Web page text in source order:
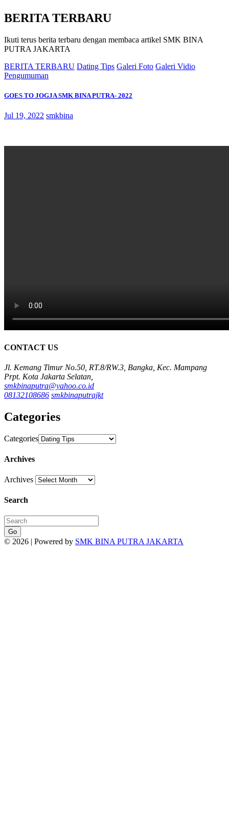
BERITA TERBARU
Ikuti terus berita terbaru dengan membaca artikel SMK BINA
PUTRA JAKARTA
BERITA TERBARU Dating Tips Galeri Foto Galeri Vidio
Pengumuman
GOES TO JOGJA SMK BINA PUTRA- 2022
Jul 19, 2022 smkbina
CONTACT US
Jl. Kemang Timur No.50, RT.8/RW.3, Bangka, Kec. Mampang
Prpt. Kota Jakarta Selatan,
smkbinaputra@yahoo.co.id
08132108686 smkbinaputrajkt
Categories
Categories
Archives
Archives
Search
Go
© 2026 | Powered by SMK BINA PUTRA JAKARTA